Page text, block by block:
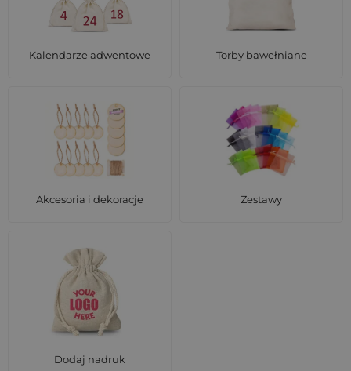
Kalendarze adwentowe Torby bawełniane
Akcesoria i dekoracje Zestawy
Dodaj nadruk